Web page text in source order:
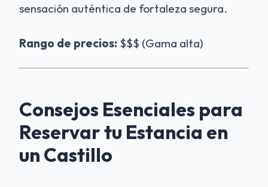
sensación auténtica de fortaleza segura.
Rango de precios: $$$ (Gama alta)
Consejos Esenciales para
Reservar tu Estancia en
un Castillo